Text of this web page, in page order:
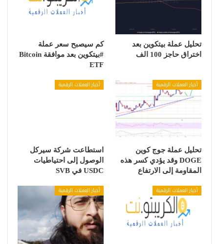
تحليل عملة بيتكوين بعد
اختراق حاجز 100 الف
كم سيصبح سعر عملة
#بيتكوين بعد موافقة Bitcoin
ETF
أخبار العملات الرقمية
تحليل عملة جوج كوين
DOGE وقد يؤدي كسر هذه
المقاومة إلى الارتفاع
أخبار العملات الرقمية
استطاعت شركة سيركل
الوصول إلى احتياطيات
USDC في SVB
أخبار العملات الرقمية أخبار العملات الرقمية